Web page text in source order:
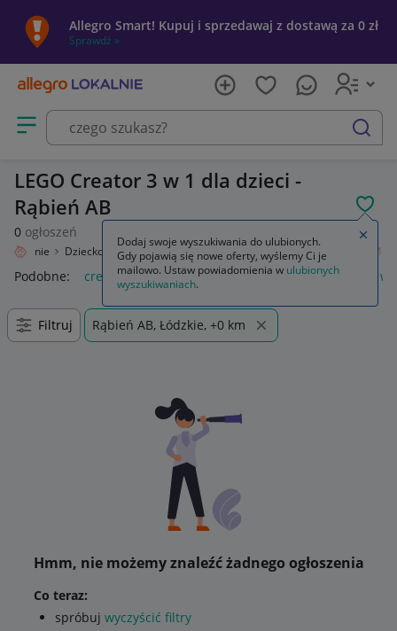
Allegro Smart! Kupuj i sprzedawaj z dostawą za 0 zł
Sprawdź »
Otwórz menu z kategoriami
szukaj
LEGO Creator 3 w 1 dla dzieci -
Rąbień AB
0 ogłoszeń
Lokalnie Dziecko Zabawki Klocki LEGO Zestawy Creator 3 w 1
Podobne: creator 3 w 1 lego creator 3 w 1 lego creator 3 w
Filtruj Rąbień AB, Łódzkie, +0 km
Hmm, nie możemy znaleźć żadnego ogłoszenia
Co teraz:
spróbuj wyczyścić filtry
Dodaj swoje wyszukiwania do ulubionych.
Gdy pojawią się nowe oferty, wyślemy Ci je
mailowo. Ustaw powiadomienia w ulubionych
wyszukiwaniach.